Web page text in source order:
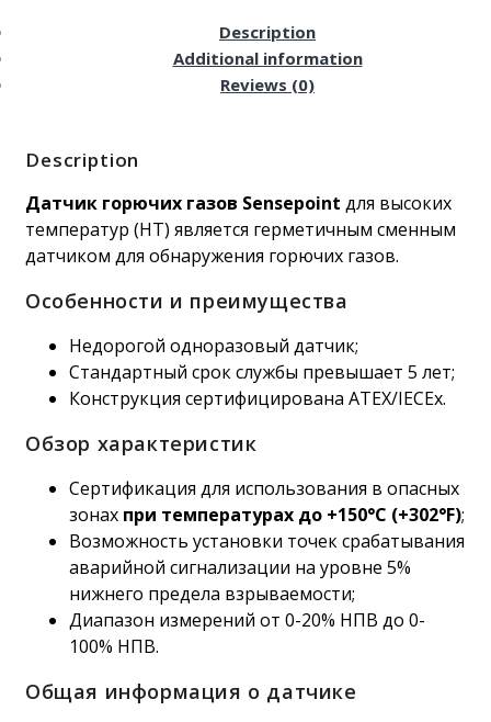
Description
Additional information
Reviews (0)
Description
Датчик горючих газов Sensepoint для высоких
температур (HT) является герметичным сменным
датчиком для обнаружения горючих газов.
Особенности и преимущества
Недорогой одноразовый датчик;
Стандартный срок службы превышает 5 лет;
Конструкция сертифицирована ATEX/IECEx.
Обзор характеристик
Сертификация для использования в опасных
зонах при температурах до +150°C (+302°F);
Возможность установки точек срабатывания
аварийной сигнализации на уровне 5%
нижнего предела взрываемости;
Диапазон измерений от 0-20% НПВ до 0-
100% НПВ.
Общая информация о датчике